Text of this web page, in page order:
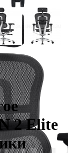
2 Elite